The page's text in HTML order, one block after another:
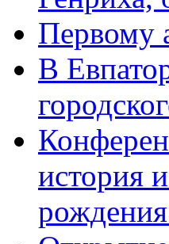
Первому
В
история